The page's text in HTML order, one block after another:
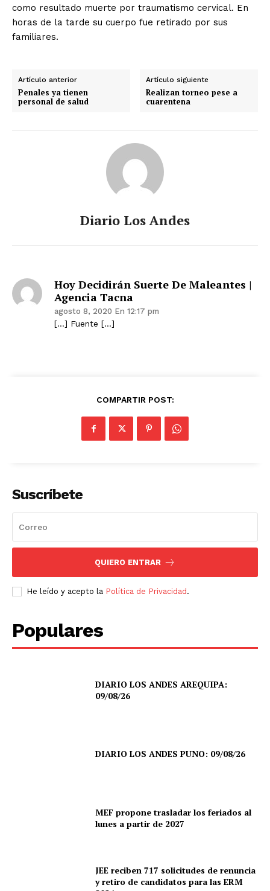
como resultado muerte por traumatismo cervical. En
horas de la tarde su cuerpo fue retirado por sus
familiares.
Artículo anterior
Penales ya tienen
personal de salud
Artículo siguiente
Realizan torneo pese a
cuarentena
Diario Los Andes
Hoy Decidirán Suerte De Maleantes |
Agencia Tacna
agosto 8, 2020 En 12:17 pm
[…] Fuente […]
COMPARTIR POST:
Suscríbete
QUIERO ENTRAR
He leído y acepto la Política de Privacidad .
Populares
DIARIO LOS ANDES AREQUIPA:
09/08/26
DIARIO LOS ANDES PUNO: 09/08/26
MEF propone trasladar los feriados al
lunes a partir de 2027
JEE reciben 717 solicitudes de renuncia
y retiro de candidatos para las ERM